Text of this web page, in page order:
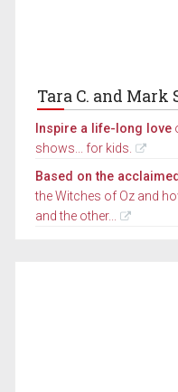
Tara C. and Mark
Inspire a life-long love
shows... for kids.
Based on the
the Witches of Oz and
and the other...